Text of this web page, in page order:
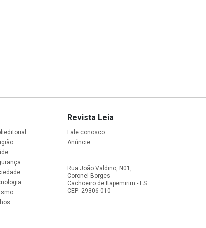
Revista Leia
Fale conosco
Anúncie
Rua João Valdino, N01,
Coronel Borges
Cachoeiro de Itapemirim - ES
CEP: 29306-010